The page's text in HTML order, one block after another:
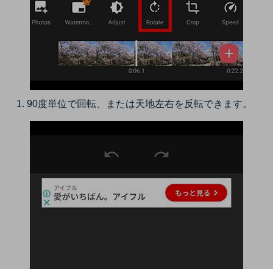
90度単位で回転、または天地左右を反転できます。